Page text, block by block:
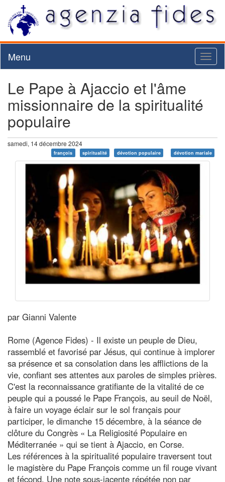
Menu
Le Pape à Ajaccio et l'âme
missionnaire de la spiritualité
populaire
samedi, 14 décembre 2024
françois spiritualité dévotion populaire dévotion mariale
par Gianni Valente
Rome (Agence Fides) - Il existe un peuple de Dieu,
rassemblé et favorisé par Jésus, qui continue à implorer
sa présence et sa consolation dans les afflictions de la
vie, confiant ses attentes aux paroles de simples prières.
C'est la reconnaissance gratifiante de la vitalité de ce
peuple qui a poussé le Pape François, au seuil de Noël,
à faire un voyage éclair sur le sol français pour
participer, le dimanche 15 décembre, à la séance de
clôture du Congrès « La Religiosité Populaire en
Méditerranée » qui se tient à Ajaccio, en Corse.
Les références à la spiritualité populaire traversent tout
le magistère du Pape François comme un fil rouge vivant
et fécond. Une note sous-jacente répétée non par